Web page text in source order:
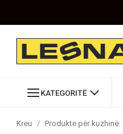
KATEGORITË
Kreu / Produkte për kuzhinë